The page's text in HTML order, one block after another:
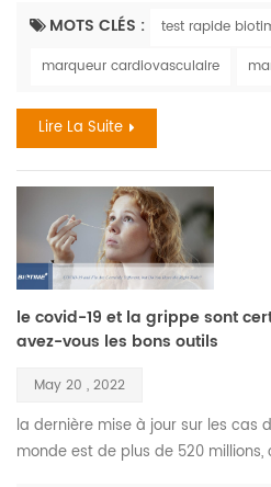
la maturité. comment ça est,
complexe qui entraîne des
MOTS CLÉS :
test rapide
marqueur cardiovasculaire
Lire La Suite
le covid-19 et la grippe sont
avez-vous les bons outils
May 20 , 2022
la dernière mise à jour sur les cas
monde est de plus de 520